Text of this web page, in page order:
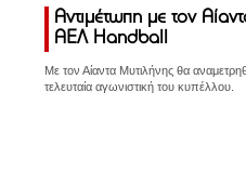
Αντιμέτωπη με τον
ΑΕΛ Handball
Με τον Αίαντα Μυτιλήνης θα
τελευταία αγωνιστική του κυπέλλου.